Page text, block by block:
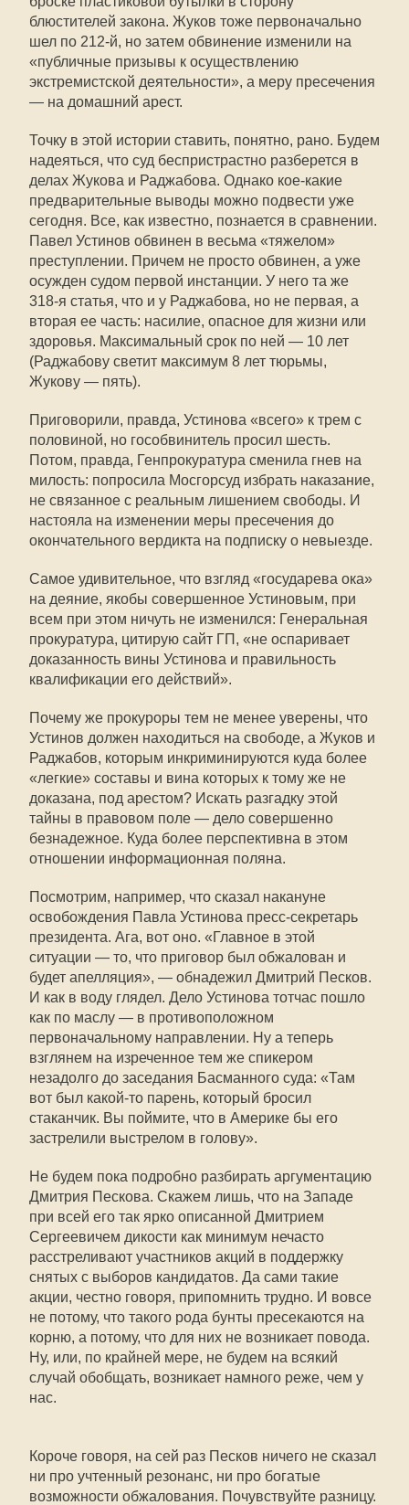
блюстителей закона. Жуков тоже первоначально
шел по 212-й, но затем обвинение изменили на
«публичные призывы к осуществлению
экстремистской деятельности», а меру пресечения
— на домашний арест.
Точку в этой истории ставить, понятно, рано. Будем
надеяться, что суд беспристрастно разберется в
делах Жукова и Раджабова. Однако кое-какие
предварительные выводы можно подвести уже
сегодня. Все, как известно, познается в сравнении.
Павел Устинов обвинен в весьма «тяжелом»
преступлении. Причем не просто обвинен, а уже
осужден судом первой инстанции. У него та же
318-я статья, что и у Раджабова, но не первая, а
вторая ее часть: насилие, опасное для жизни или
здоровья. Максимальный срок по ней — 10 лет
(Раджабову светит максимум 8 лет тюрьмы,
Жукову — пять).
Приговорили, правда, Устинова «всего» к трем с
половиной, но гособвинитель просил шесть.
Потом, правда, Генпрокуратура сменила гнев на
милость: попросила Мосгорсуд избрать наказание,
не связанное с реальным лишением свободы. И
настояла на изменении меры пресечения до
окончательного вердикта на подписку о невыезде.
Самое удивительное, что взгляд «государева ока»
на деяние, якобы совершенное Устиновым, при
всем при этом ничуть не изменился: Генеральная
прокуратура, цитирую сайт ГП, «не оспаривает
доказанность вины Устинова и правильность
квалификации его действий».
Почему же прокуроры тем не менее уверены, что
Устинов должен находиться на свободе, а Жуков и
Раджабов, которым инкриминируются куда более
«легкие» составы и вина которых к тому же не
доказана, под арестом? Искать разгадку этой
тайны в правовом поле — дело совершенно
безнадежное. Куда более перспективна в этом
отношении информационная поляна.
Посмотрим, например, что сказал накануне
освобождения Павла Устинова пресс-секретарь
президента. Ага, вот оно. «Главное в этой
ситуации — то, что приговор был обжалован и
будет апелляция», — обнадежил Дмитрий Песков.
И как в воду глядел. Дело Устинова тотчас пошло
как по маслу — в противоположном
первоначальному направлении. Ну а теперь
взглянем на изреченное тем же спикером
незадолго до заседания Басманного суда: «Там
вот был какой-то парень, который бросил
стаканчик. Вы поймите, что в Америке бы его
застрелили выстрелом в голову».
Не будем пока подробно разбирать аргументацию
Дмитрия Пескова. Скажем лишь, что на Западе
при всей его так ярко описанной Дмитрием
Сергеевичем дикости как минимум нечасто
расстреливают участников акций в поддержку
снятых с выборов кандидатов. Да сами такие
акции, честно говоря, припомнить трудно. И вовсе
не потому, что такого рода бунты пресекаются на
корню, а потому, что для них не возникает повода.
Ну, или, по крайней мере, не будем на всякий
случай обобщать, возникает намного реже, чем у
нас.
Короче говоря, на сей раз Песков ничего не сказал
ни про учтенный резонанс, ни про богатые
возможности обжалования. Почувствуйте разницу.